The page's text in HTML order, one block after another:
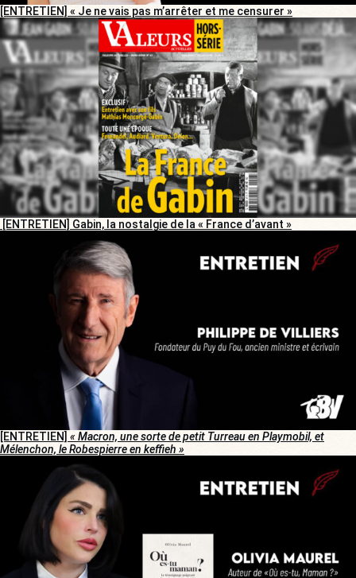
[ENTRETIEN] « Je ne vais pas m’arrêter et me censurer »
[ENTRETIEN] Gabin, la nostalgie de la « France d’avant »
[ENTRETIEN] « Macron, une sorte de petit Turreau en Playmobil, et
Mélenchon, le Robespierre en keffieh »